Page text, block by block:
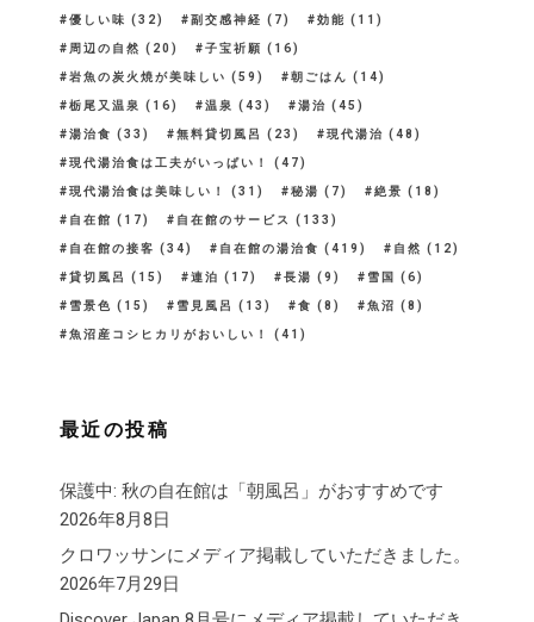
優しい味 (32) 副交感神経 (7) 効能 (11)
周辺の自然 (20) 子宝祈願 (16)
岩魚の炭火焼が美味しい (59) 朝ごはん (14)
栃尾又温泉 (16) 温泉 (43) 湯治 (45)
湯治食 (33) 無料貸切風呂 (23) 現代湯治 (48)
現代湯治食は工夫がいっぱい！ (47)
現代湯治食は美味しい！ (31) 秘湯 (7) 絶景 (18)
自在館 (17) 自在館のサービス (133)
自在館の接客 (34) 自在館の湯治食 (419) 自然 (12)
貸切風呂 (15) 連泊 (17) 長湯 (9) 雪国 (6)
雪景色 (15) 雪見風呂 (13) 食 (8) 魚沼 (8)
魚沼産コシヒカリがおいしい！ (41)
最近の投稿
保護中: 秋の自在館は「朝風呂」がおすすめです
2026年8月8日
クロワッサンにメディア掲載していただきました。
2026年7月29日